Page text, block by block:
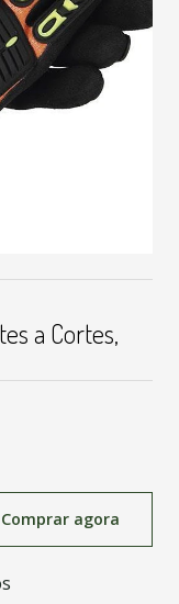
a Cortes,
Comprar agora